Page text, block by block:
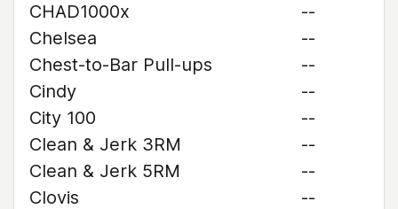
CHAD1000x
--
Chelsea
--
Chest-to-Bar Pull-ups
--
Cindy
--
City 100
--
Clean & Jerk 3RM
--
Clean & Jerk 5RM
--
Clovis
--